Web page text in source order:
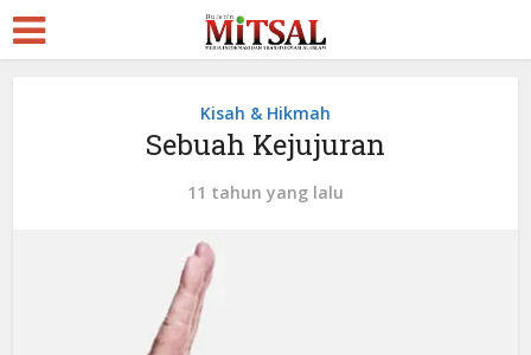
Kisah & Hikmah
Sebuah Kejujuran
11 tahun yang lalu